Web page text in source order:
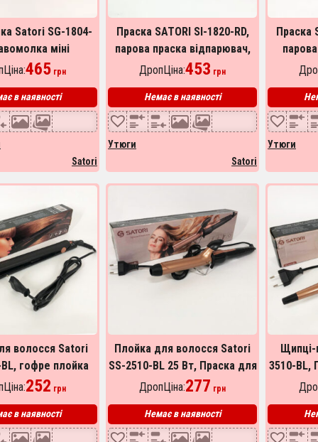
Satori SG-1804-
міні
кавомолка для
465 грн
в наявності
Satori
Праска SATORI SI-1820-RD,
парова праска відпарювач,
професійна парова праска
ДропЦіна:453 грн
Немає в наявності
Утюги
Satori
Праска
Утюги
волосся Satori
гофре плойка
для волосся,
252 грн
в наявності
Плойка для волосся Satori
SS-2510-BL 25 Вт, Праска для
завивки волосся, Стайлер
ДропЦіна:277 грн
Немає в наявності
Щипці-
3510-BL,